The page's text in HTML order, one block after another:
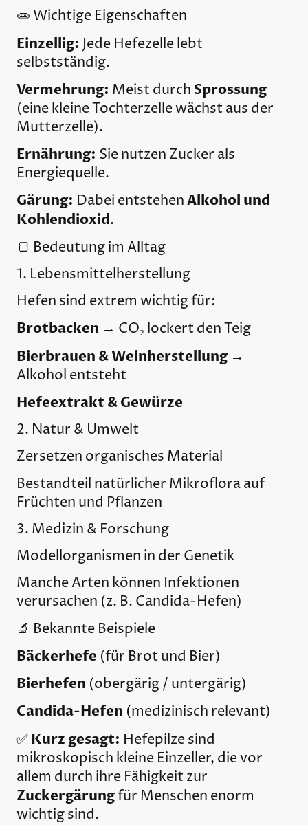
🧫 Wichtige Eigenschaften
Einzellig: Jede Hefezelle lebt
selbstständig.
Vermehrung: Meist durch Sprossung
(eine kleine Tochterzelle wächst aus der
Mutterzelle).
Ernährung: Sie nutzen Zucker als
Energiequelle.
Gärung: Dabei entstehenAlkohol und
Kohlendioxid.
🍞 Bedeutung im Alltag
1. Lebensmittelherstellung
Hefen sind extrem wichtig für:
Brotbacken → CO₂ lockert den Teig
Bierbrauen & Weinherstellung→
Alkohol entsteht
Hefeextrakt & Gewürze
2. Natur & Umwelt
Zersetzen organisches Material
Bestandteil natürlicher Mikroflora auf
Früchten und Pflanzen
3. Medizin & Forschung
Modellorganismen in der Genetik
Manche Arten können Infektionen
verursachen (z. B. Candida-Hefen)
🔬 Bekannte Beispiele
Bäckerhefe (für Brot und Bier)
Bierhefen (obergärig / untergärig)
Candida-Hefen (medizinisch relevant)
✅Kurz gesagt: Hefepilze sind
mikroskopisch kleine Einzeller, die vor
allem durch ihre Fähigkeit zur
Zuckergärungfür Menschen enorm
wichtig sind.